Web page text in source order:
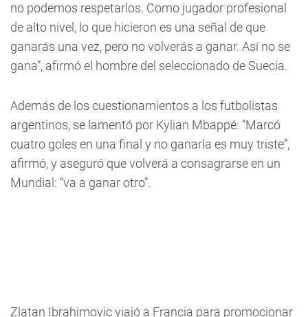
no podemos respetarlos. Como jugador profesional
de alto nivel, lo que hicieron es una señal de que
ganarás una vez, pero no volverás a ganar. Así no se
gana”, afirmó el hombre del seleccionado de Suecia.
Además de los cuestionamientos a los futbolistas
argentinos, se lamentó por Kylian Mbappé: “Marcó
cuatro goles en una final y no ganarla es muy triste”,
afirmó, y aseguró que volverá a consagrarse en un
Mundial: “va a ganar otro”.
Zlatan Ibrahimovic viajó a Francia para promocionar